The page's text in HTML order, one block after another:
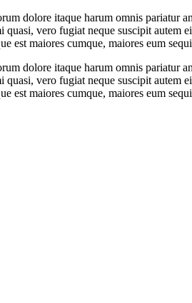
dolore itaque harum omnis pariatur
vero fugiat neque suscipit
est maiores cumque, maiores eum
dolore itaque harum omnis pariatur
vero fugiat neque suscipit
est maiores cumque, maiores eum